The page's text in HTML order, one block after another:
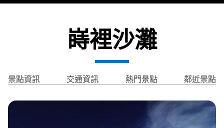
網站導覽 兒童版
行政資訊網
嵵裡沙灘
景點資訊 交通資訊 熱門景點 鄰近景點